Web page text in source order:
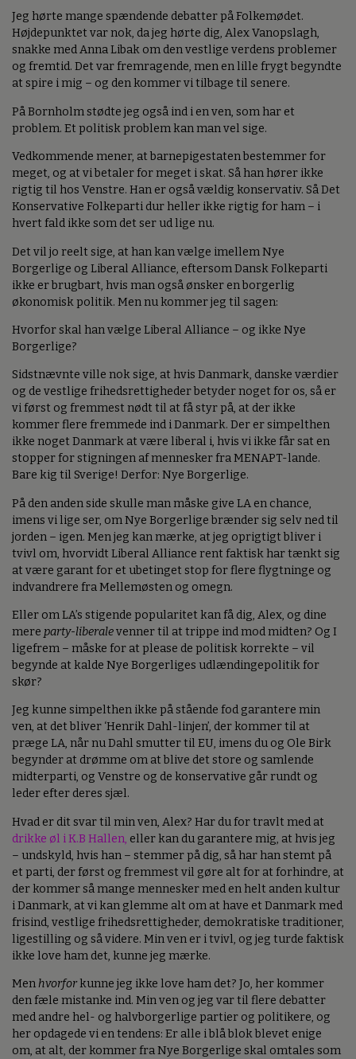
Jeg hørte mange spændende debatter på Folkemødet.
Højdepunktet var nok, da jeg hørte dig, Alex Vanopslagh,
snakke med Anna Libak om den vestlige verdens problemer
og fremtid. Det var fremragende, men en lille frygt begyndte
at spire i mig – og den kommer vi tilbage til senere.
På Bornholm stødte jeg også ind i en ven, som har et
problem. Et politisk problem kan man vel sige.
Vedkommende mener, at barnepigestaten bestemmer for
meget, og at vi betaler for meget i skat. Så han hører ikke
rigtig til hos Venstre. Han er også vældig konservativ. Så Det
Konservative Folkeparti dur heller ikke rigtig for ham – i
hvert fald ikke som det ser ud lige nu.
Det vil jo reelt sige, at han kan vælge imellem Nye
Borgerlige og Liberal Alliance, eftersom Dansk Folkeparti
ikke er brugbart, hvis man også ønsker en borgerlig
økonomisk politik. Men nu kommer jeg til sagen:
Hvorfor skal han vælge Liberal Alliance – og ikke Nye
Borgerlige?
Sidstnævnte ville nok sige, at hvis Danmark, danske værdier
og de vestlige frihedsrettigheder betyder noget for os, så er
vi først og fremmest nødt til at få styr på, at der ikke
kommer flere fremmede ind i Danmark. Der er simpelthen
ikke noget Danmark at være liberal i, hvis vi ikke får sat en
stopper for stigningen af mennesker fra MENAPT-lande.
Bare kig til Sverige! Derfor: Nye Borgerlige.
På den anden side skulle man måske give LA en chance,
imens vi lige ser, om Nye Borgerlige brænder sig selv ned til
jorden – igen. Men jeg kan mærke, at jeg oprigtigt bliver i
tvivl om, hvorvidt Liberal Alliance rent faktisk har tænkt sig
at være garant for et ubetinget stop for flere flygtninge og
indvandrere fra Mellemøsten og omegn.
Eller om LA’s stigende popularitet kan få dig, Alex, og dine
mere party-liberalevenner til at trippe ind mod midten? Og I
ligefrem – måske for at please de politisk korrekte – vil
begynde at kalde Nye Borgerliges udlændingepolitik for
skør?
Jeg kunne simpelthen ikke på stående fod garantere min
ven, at det bliver ‘Henrik Dahl-linjen’, der kommer til at
præge LA, når nu Dahl smutter til EU, imens du og Ole Birk
begynder at drømme om at blive det store og samlende
midterparti, og Venstre og de konservative går rundt og
leder efter deres sjæl.
Hvad er dit svar til min ven, Alex? Har du for travlt med at
drikke øl i K.B Hallen, eller kan du garantere mig, at hvis jeg
– undskyld, hvis han – stemmer på dig, så har han stemt på
et parti, der først og fremmest vil gøre alt for at forhindre, at
der kommer så mange mennesker med en helt anden kultur
i Danmark, at vi kan glemme alt om at have et Danmark med
frisind, vestlige frihedsrettigheder, demokratiske traditioner,
ligestilling og så videre. Min ven er i tvivl, og jeg turde faktisk
ikke love ham det, kunne jeg mærke.
Menhvorforkunne jeg ikke love ham det? Jo, her kommer
den fæle mistanke ind. Min ven og jeg var til flere debatter
med andre hel- og halvborgerlige partier og politikere, og
her opdagede vi en tendens: Er alle i blå blok blevet enige
om, at alt, der kommer fra Nye Borgerlige skal omtales som